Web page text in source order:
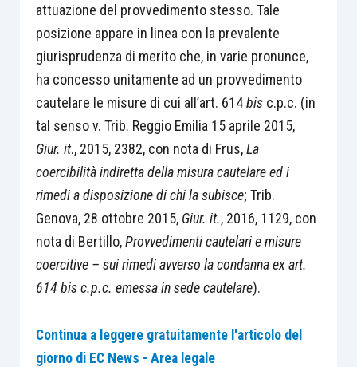
attuazione del provvedimento stesso. Tale
posizione appare in linea con la prevalente
giurisprudenza di merito che, in varie pronunce,
ha concesso unitamente ad un provvedimento
cautelare le misure di cui all’art. 614bis c.p.c. (in
tal senso v. Trib. Reggio Emilia 15 aprile 2015,
Giur. it., 2015, 2382, con nota di Frus,La
coercibilità indiretta della misura cautelare ed i
rimedi a disposizione di chi la subisce; Trib.
Genova, 28 ottobre 2015, Giur. it., 2016, 1129, con
nota di Bertillo,Provvedimenti cautelari e misure
coercitive – sui rimedi avverso la condanna ex art.
614 bis c.p.c. emessa in sede cautelare).
Continua a leggere gratuitamente l'articolo del
giorno di EC News - Area legale